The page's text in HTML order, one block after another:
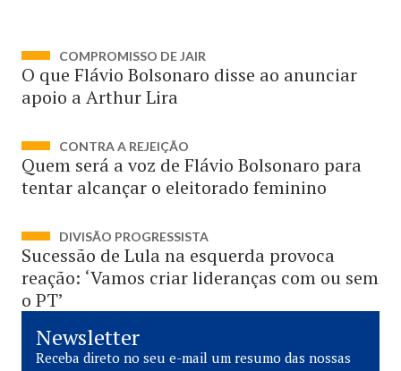
COMPROMISSO DE JAIR
O que Flávio Bolsonaro disse ao anunciar
apoio a Arthur Lira
CONTRA A REJEIÇÃO
Quem será a voz de Flávio Bolsonaro para
tentar alcançar o eleitorado feminino
DIVISÃO PROGRESSISTA
Sucessão de Lula na esquerda provoca
reação: ‘Vamos criar lideranças com ou sem
o PT’
Newsletter
Receba direto no seu e-mail um resumo das nossas